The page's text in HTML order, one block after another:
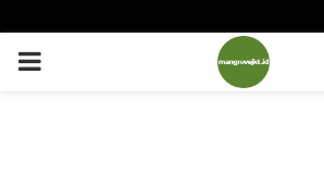
PRIMARY